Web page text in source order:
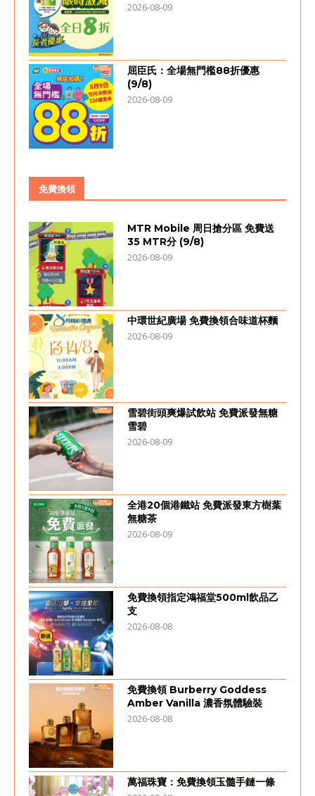
2026-08-09
屈臣氏：全場無門檻88折優惠
(9/8)
2026-08-09
免費換領
MTR Mobile 周日搶分區 免費送
35 MTR分 (9/8)
2026-08-09
中環世紀廣場 免費換領合味道杯麵
2026-08-09
雪碧街頭爽爆試飲站 免費派發無糖
雪碧
2026-08-09
全港20個港鐵站 免費派發東方樹葉
無糖茶
2026-08-09
免費換領指定鴻福堂500ml飲品乙
支
2026-08-08
免費換領 Burberry Goddess
Amber Vanilla 濃香氛體驗裝
2026-08-08
萬福珠寶：免費換領玉髓手鏈一條